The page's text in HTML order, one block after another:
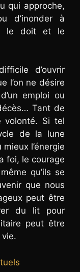
qui approche,
d’inonder à
le doit et le
d’ouvrir
l’on ne désire
emploi ou
Tant de
volonté. Si tel
de la lune
l’énergie
foi, le courage
qu’ils se
que nous
peut être
du lit pour
peut être